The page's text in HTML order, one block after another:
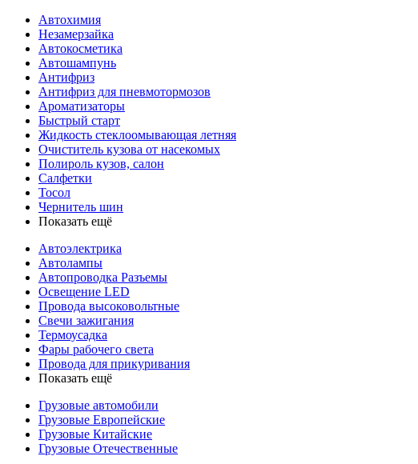
Автохимия
Незамерзайка
Автокосметика
Автошампунь
Антифриз
Антифриз для пневмотормозов
Ароматизаторы
Быстрый старт
Жидкость стеклоомывающая летняя
Очиститель кузова от насекомых
Полироль кузов, салон
Салфетки
Тосол
Чернитель шин
Показать ещё
Автоэлектрика
Автолампы
Автопроводка Разъемы
Освещение LED
Провода высоковольтные
Свечи зажигания
Термоусадка
Фары рабочего света
Провода для прикуривания
Показать ещё
Грузовые автомобили
Грузовые Европейские
Грузовые Китайские
Грузовые Отечественные